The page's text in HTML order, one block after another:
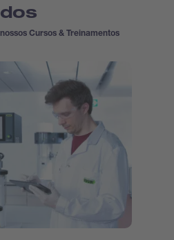
Cursos & Treinamentos